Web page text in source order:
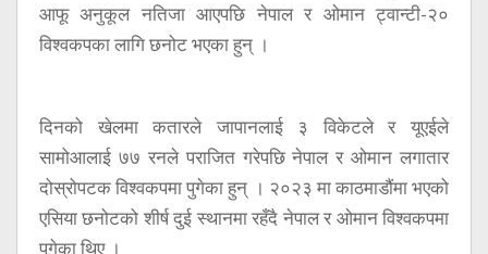
आफू अनुकूल नतिजा आएपछि नेपाल र ओमान ट्वान्टी-२०
विश्वकपका लागि छनोट भएका हुन् ।
दिनको खेलमा कतारले जापानलाई ३ विकेटले र यूएईले
सामोआलाई ७७ रनले पराजित गरेपछि नेपाल र ओमान लगातार
दोस्रोपटक विश्वकपमा पुगेका हुन् । २०२३ मा काठमाडौंमा भएको
एसिया छनोटको शीर्ष दुई स्थानमा रहँदै नेपाल र ओमान विश्वकपमा
पुगेका थिए ।